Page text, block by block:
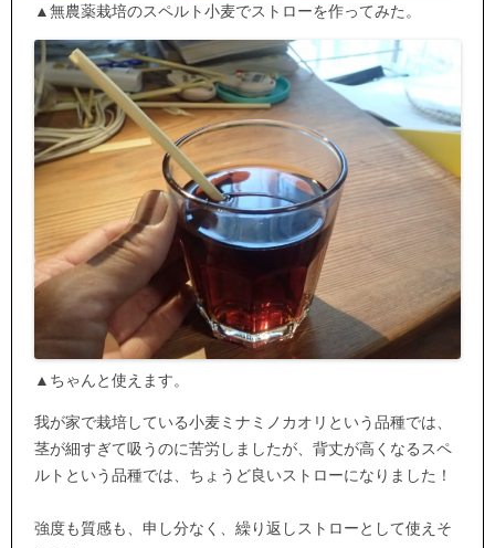
▲無農薬栽培のスペルト小麦でストローを作ってみた。
▲ちゃんと使えます。
我が家で栽培している小麦ミナミノカオリという品種では、
茎が細すぎて吸うのに苦労しましたが、背丈が高くなるスペ
ルトという品種では、ちょうど良いストローになりました！
強度も質感も、申し分なく、繰り返しストローとして使えそ